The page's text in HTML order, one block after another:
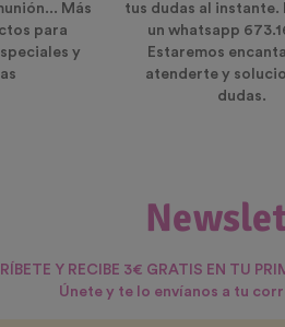
Más
para
y
tus dudas al instante.
un whatsapp
Estaremos
atenderte y
dudas.
Y RECIBE 3€ GRATIS EN TU
Únete y te lo envíanos a tu